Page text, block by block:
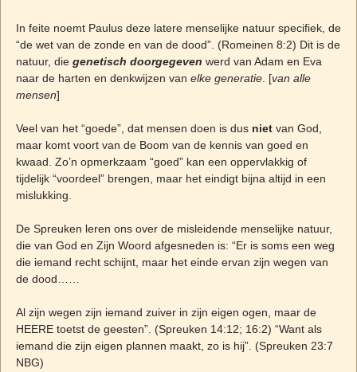
In feite noemt Paulus deze latere menselijke natuur specifiek, de
“de wet van de zonde en van de dood”. (Romeinen 8:2) Dit is de
natuur, die genetisch doorgegeven werd van Adam en Eva
naar de harten en denkwijzen van elke generatie. [van alle
mensen]
Veel van het “goede”, dat mensen doen is dus nietvan God,
maar komt voort van de Boom van de kennis van goed en
kwaad. Zo’n opmerkzaam “goed” kan een oppervlakkig of
tijdelijk “voordeel” brengen, maar het eindigt bijna altijd in een
mislukking.
De Spreuken leren ons over de misleidende menselijke natuur,
die van God en Zijn Woord afgesneden is: “Er is soms een weg
die iemand recht schijnt, maar het einde ervan zijn wegen van
de dood……
Al zijn wegen zijn iemand zuiver in zijn eigen ogen, maar de
HEERE toetst de geesten”. (Spreuken 14:12; 16:2) “Want als
iemand die zijn eigen plannen maakt, zo is hij”. (Spreuken 23:7
NBG)